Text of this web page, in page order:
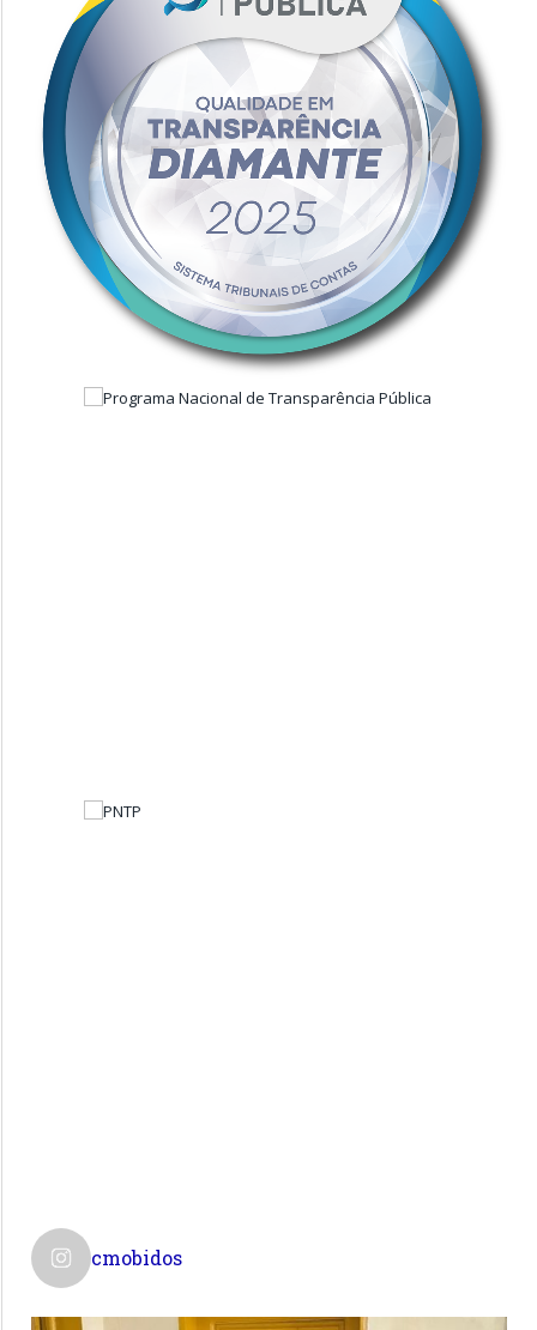
cmobidos